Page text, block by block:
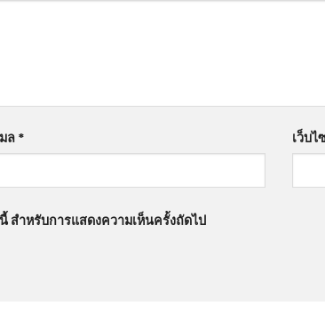
ล * เว็บไ
สำหรับการแสดงความเห็นครั้งถัดไป